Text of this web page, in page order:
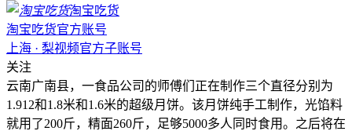
淘宝吃货
淘宝吃货官方账号
上海 · 梨视频官方子账号
关注
云南广南县，一食品公司的师傅们正在制作三个直径分别为
1.912和1.8米和1.6米的超级月饼。该月饼纯手工制作，光馅料
就用了200斤，精面260斤，足够5000多人同时食用。之后将在